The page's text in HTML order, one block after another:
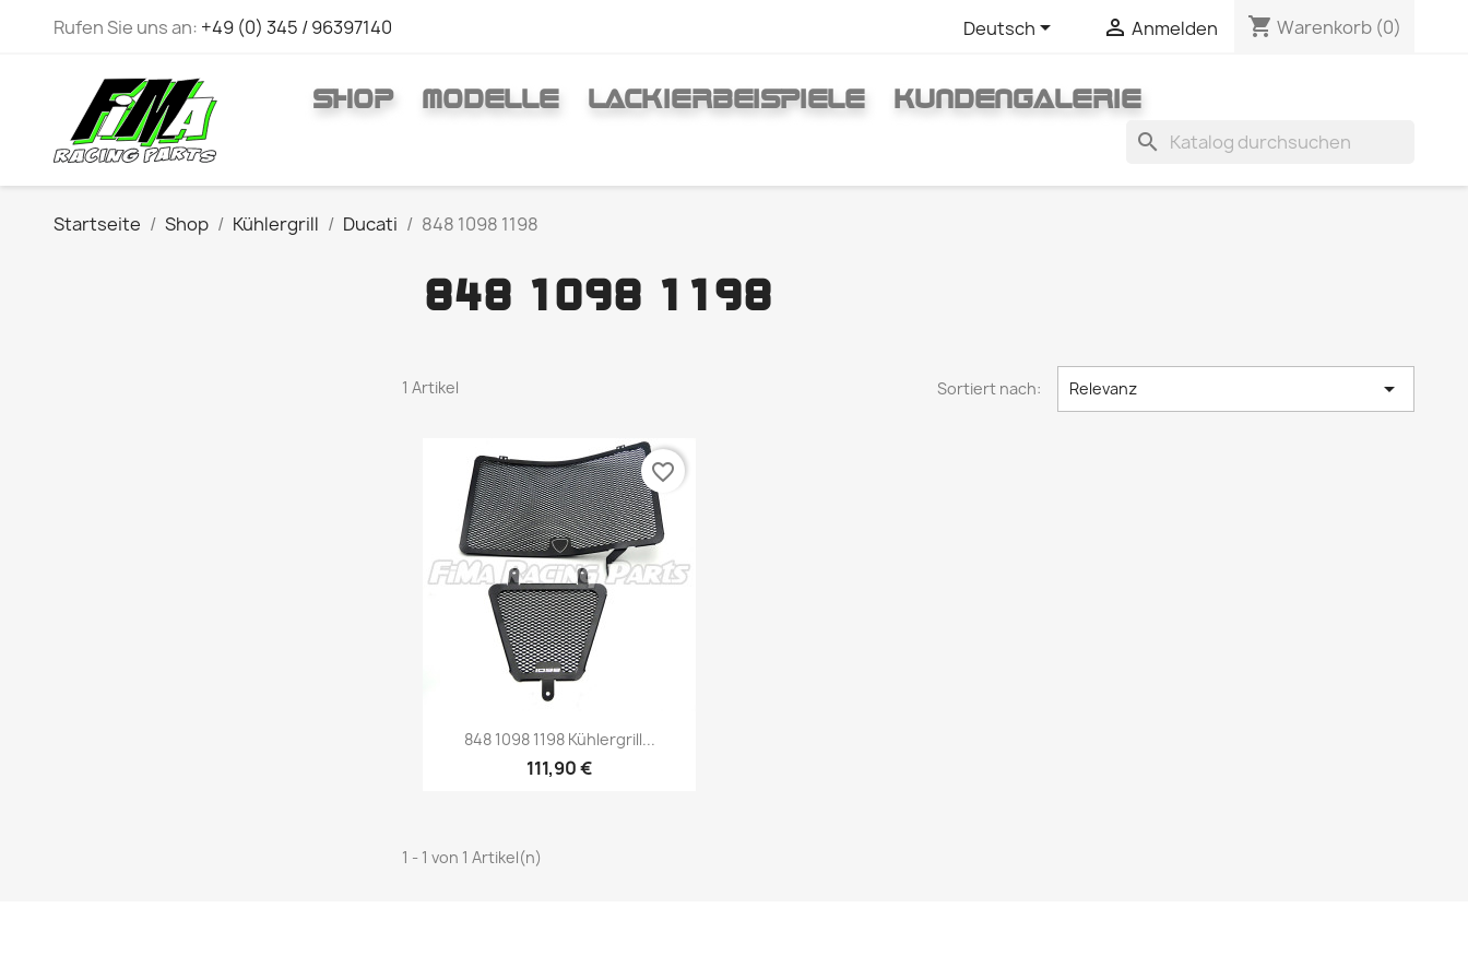
Rufen Sie uns an: +49 (0) 345 / 96397140 Deutsch  Anmelden shopping_cart Warenkorb (0)
SHOP MODELLE LACKIERBEISPIELE
KUNDENGALERIE
search
Startseite Shop Kühlergrill Ducati 848 1098 1198
848 1098 1198
1 Artikel Sortiert nach: Relevanz 
Vorschau
848 1098 1198 Kühlergrill...
111,90 €
favorite_border
1 - 1 von 1 Artikel(n)